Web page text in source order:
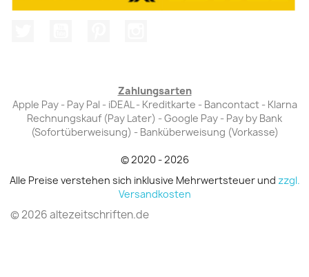
Zahlungsarten
Apple Pay - Pay Pal - iDEAL - Kreditkarte - Bancontact - Klarna
Rechnungskauf (Pay Later) - Google Pay - Pay by Bank
(Sofortüberweisung) - Banküberweisung (Vorkasse)
© 2020 - 2026
Alle Preise verstehen sich inklusive Mehrwertsteuer und zzgl.
Versandkosten
© 2026 altezeitschriften.de